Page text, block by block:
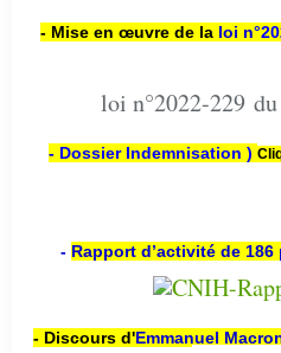
- Mise en œuvre de la loi n
loi n°2022-229
- Dossier Indemnisation )
- Rapport d’activité de 186
- Discours d'Emmanuel